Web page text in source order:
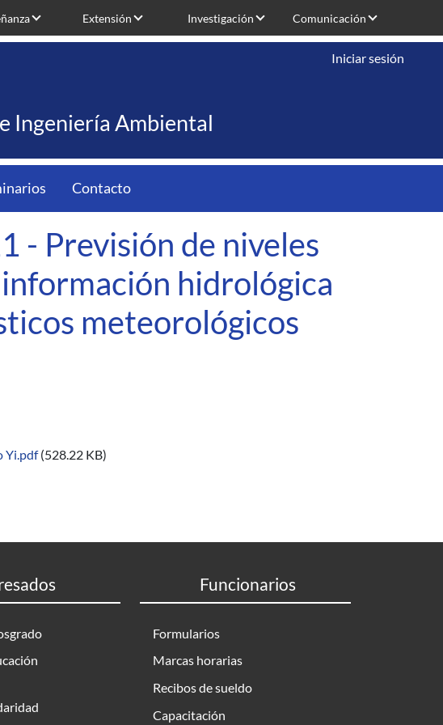
Extensión Investigación Comunicación
Ingeniería Ambiental
Iniciar sesión
Contacto
- Previsión de niveles
hidrológica
meteorológicos
Yi.pdf (528.22 KB)
Funcionarios
Formularios
Marcas horarias
Recibos de sueldo
Capacitación